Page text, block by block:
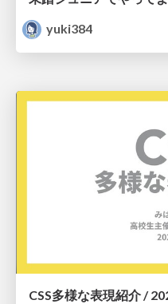
yuki384
CSS多様な表現紹介 /